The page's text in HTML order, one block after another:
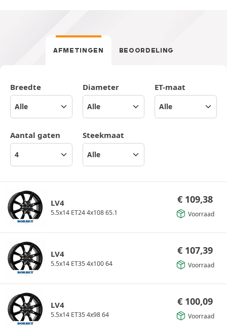
AFMETINGEN BEOORDELING
Breedte Diameter ET-maat
Aantal gaten Steekmaat
LV4
5.5x14 ET24 4x108 65.1
€ 109,38
Voorraad
LV4
5.5x14 ET35 4x100 64
€ 107,39
Voorraad
LV4
5.5x14 ET35 4x98 64
€ 100,09
Voorraad